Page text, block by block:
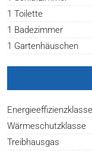
1 Toilette
1 Badezimmer
1 Gartenhäuschen
Energieeffizienzklasse
Wärmeschutzklasse
Treibhausgas